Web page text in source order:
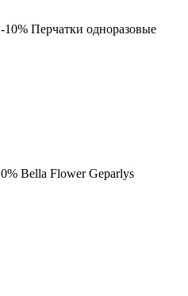
-10% Перчатки одноразовые
0% Bella Flower Geparlys